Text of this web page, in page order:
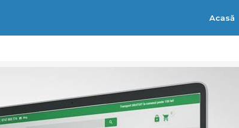
Acasă